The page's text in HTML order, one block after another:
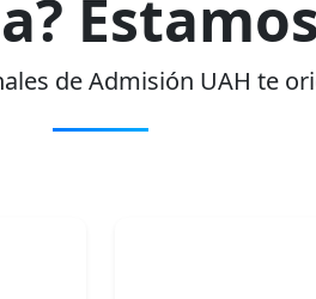
de Admisión UAH te